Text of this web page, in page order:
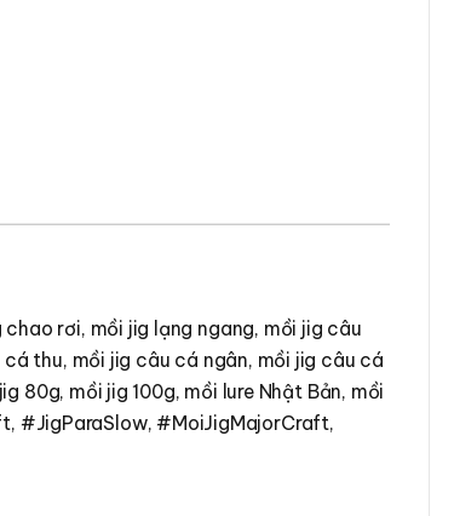
rơi, mồi jig lạng ngang, mồi jig câu
thu, mồi jig câu cá ngân, mồi jig câu cá
80g, mồi jig 100g, mồi lure Nhật Bản, mồi
#JigParaSlow, #MoiJigMajorCraft,